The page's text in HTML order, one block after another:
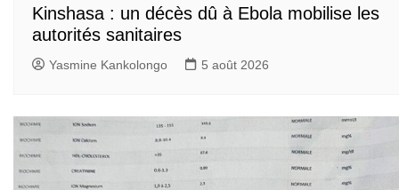
Kinshasa : un décès dû à Ebola mobilise les
autorités sanitaires
Yasmine Kankolongo 5 août 2026